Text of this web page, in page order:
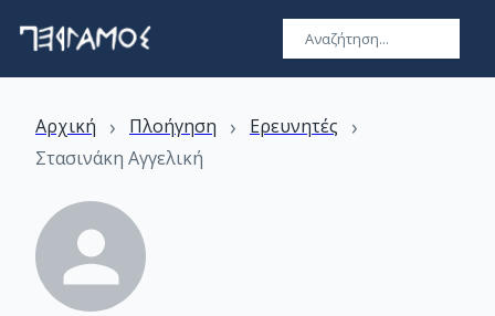
Αρχική › Πλοήγηση › Ερευνητές ›
Στασινάκη Αγγελική